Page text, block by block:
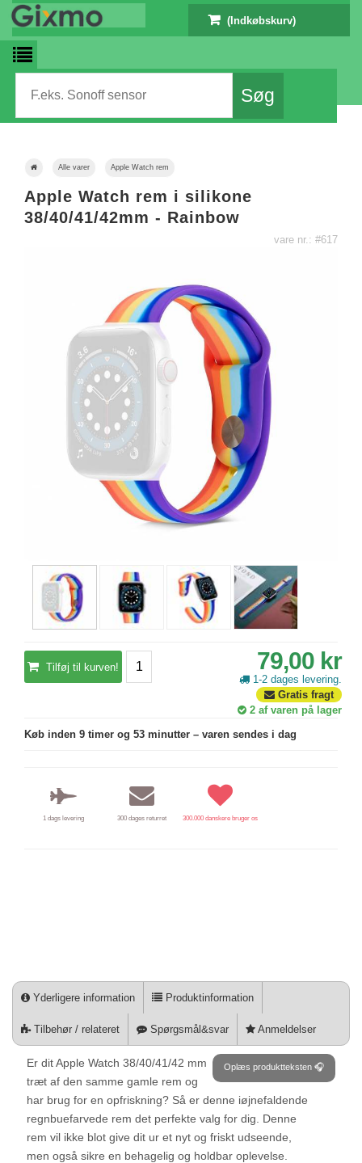
(Indkøbskurv)
Alle varer Apple Watch rem
Apple Watch rem i silikone
38/40/41/42mm - Rainbow
vare nr.: #617
Tilføj til kurven! 79,00 kr
1-2 dages levering.
Gratis fragt
2af varen på lager
Køb inden 9 timer og 53 minutter – varen sendes i dag
1 dags levering 300 dages returret 300.000 danskere bruger os
Yderligere information Produktinformation
Tilbehør / relateret Spørgsmål&svar Anmeldelser
Oplæs produktteksten 🎧
Er dit Apple Watch 38/40/41/42 mm
træt af den samme gamle rem og
har brug for en opfriskning? Så er denne iøjnefaldende
regnbuefarvede rem det perfekte valg for dig. Denne
rem vil ikke blot give dit ur et nyt og friskt udseende,
men også sikre en behagelig og holdbar oplevelse.